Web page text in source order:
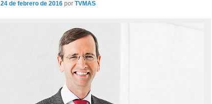
24 de febrero de 2016 por TVMAS